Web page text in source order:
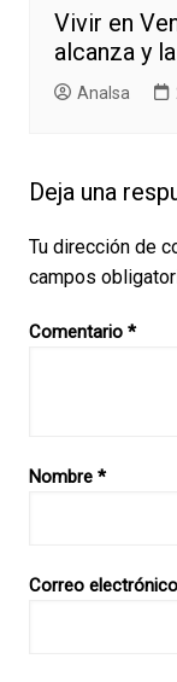
Vivir en
alcanza y
AnaIsa
Deja una
Tu dirección de
campos
Comentario *
Nombre *
Correo electrónico